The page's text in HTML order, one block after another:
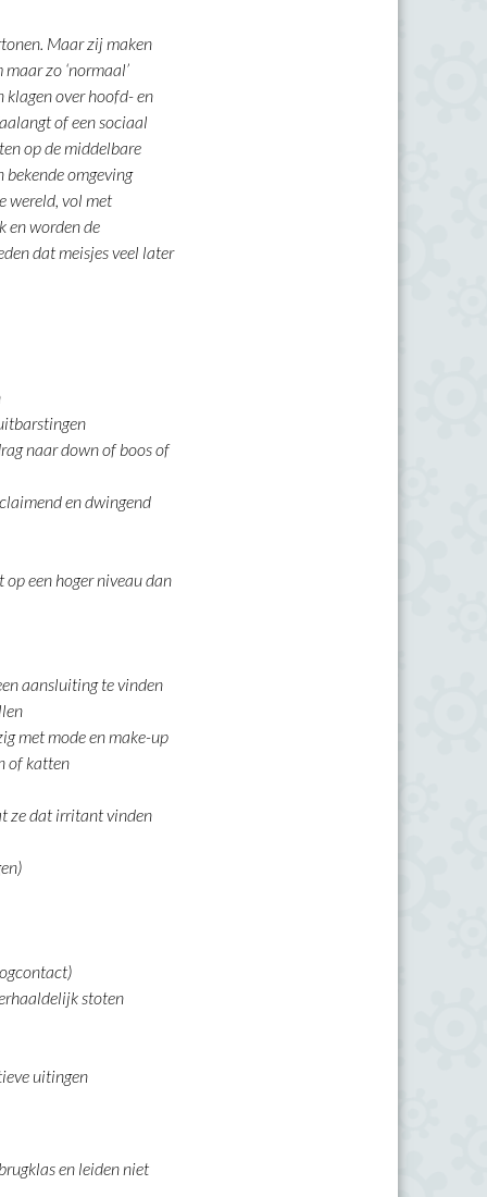
Maar zij maken
zo ‘normaal’
klagen over hoofd- en
of een sociaal
op de middelbare
bekende omgeving
wereld, vol met
en worden de
dat meisjes veel later
naar down of boos of
en dwingend
een hoger niveau dan
aansluiting te vinden
met mode en make-up
of katten
ze dat irritant vinden
stoten
uitingen
en leiden niet